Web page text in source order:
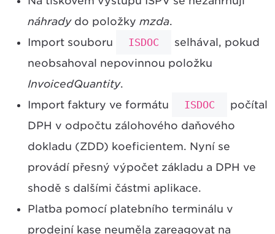
náhradydo položky mzda.
Import souboru
ISDOC
selhával, pokud
neobsahoval nepovinnou položku
InvoicedQuantity.
Import faktury ve formátu
ISDOC
počítal
DPH v odpočtu zálohového daňového
dokladu (ZDD) koeficientem. Nyní se
provádí přesný výpočet základu a DPH ve
shodě s dalšími částmi aplikace.
Platba pomocí platebního terminálu v
prodejní kase neuměla zareagovat na